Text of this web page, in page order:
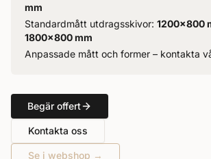
mm
Standardmått utdragsskivor: 1200×800
1800×800 mm
Anpassade mått och former – kontakta
Begär offert
Kontakta oss
Se i webshop →